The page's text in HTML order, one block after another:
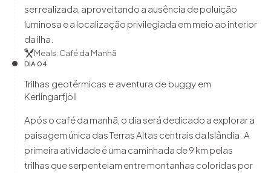
ser realizada, aproveitando a ausência de poluição
luminosa e a localização privilegiada em meio ao interior
da ilha.
Meals: Café da Manhã
DIA 04
Trilhas geotérmicas e aventura de buggy em
Kerlingarfjöll
Após o café da manhã, o dia será dedicado a explorar a
paisagem única das Terras Altas centrais da Islândia. A
primeira atividade é uma caminhada de 9 km pelas
trilhas que serpenteiam entre montanhas coloridas por